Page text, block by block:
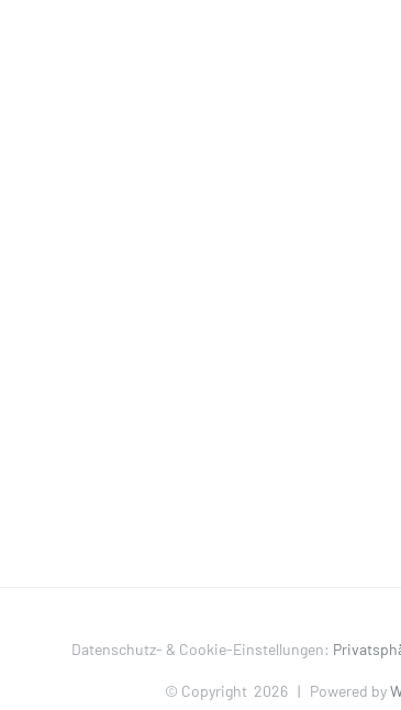
Datenschutz- & Cookie-Einstellungen:
© Copyright 2026 | Powered by